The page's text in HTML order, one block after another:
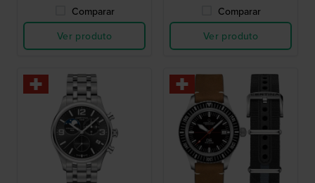
Comparar
Ver produto
Comparar
Ver produto